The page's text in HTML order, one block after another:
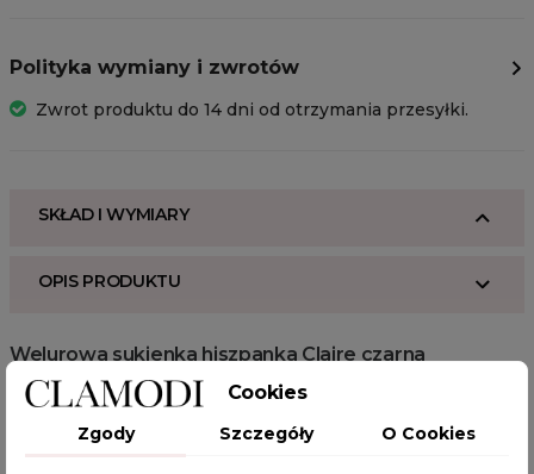
Polityka wymiany i zwrotów
Zwrot produktu do 14 dni od otrzymania przesyłki.
SKŁAD I WYMIARY
OPIS PRODUKTU
Welurowa sukienka hiszpanka Claire czarna
Welurowa sukienka w stylu hiszpańskim zachwyca ozdobnym
dekoltem, długimi rękawami ze ściągaczem i efektownym
paskiem, podkreślającymi kobiecą elegancję. To idealny wybór na
Cookies
Zgody Szczegóły O Cookies